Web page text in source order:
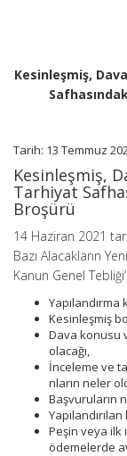
Kesinleşmiş,
Tarih: 13 Temmuz
Kesinleşmiş,
Tarhiyat
Broşürü
14 Haziran 2021
Bazı Alacakların
Kanun Genel
Kesinleşmiş
Dava konusu
olacağı,
İnceleme ve
nların neler
Başvuruların
Peşin veya ilk
ödemelerde